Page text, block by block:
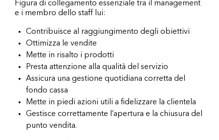
Figura di collegamento essenziale tra il management
e i membro dello staff lui:
Contribuisce al raggiungimento degli obiettivi
Ottimizza le vendite
Mette in risalto i prodotti
Presta attenzione alla qualità del servizio
Assicura una gestione quotidiana corretta del
fondo cassa
Mette in piedi azioni utili a fidelizzare la clientela
Gestisce correttamente l’apertura e la chiusura del
punto vendita.